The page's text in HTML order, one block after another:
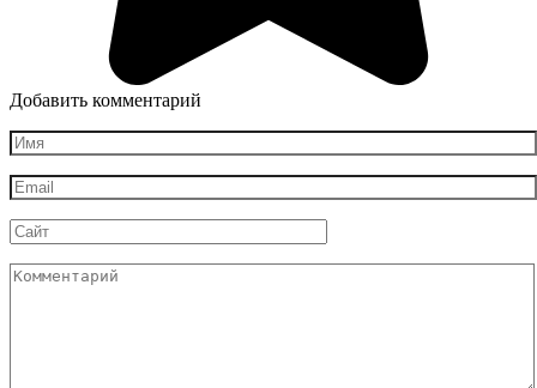
Добавить комментарий
Имя
*
Email
*
Сайт
Комментарий